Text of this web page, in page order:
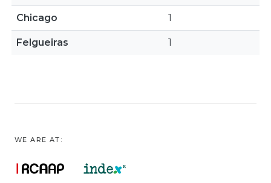
Chicago 1
Felgueiras 1
WE ARE AT: